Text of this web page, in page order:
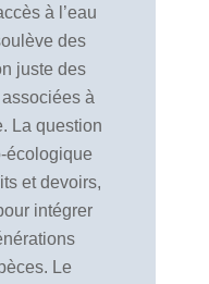
à l’eau
des
juste des
à
La question
écologique
et devoirs,
intégrer
Le